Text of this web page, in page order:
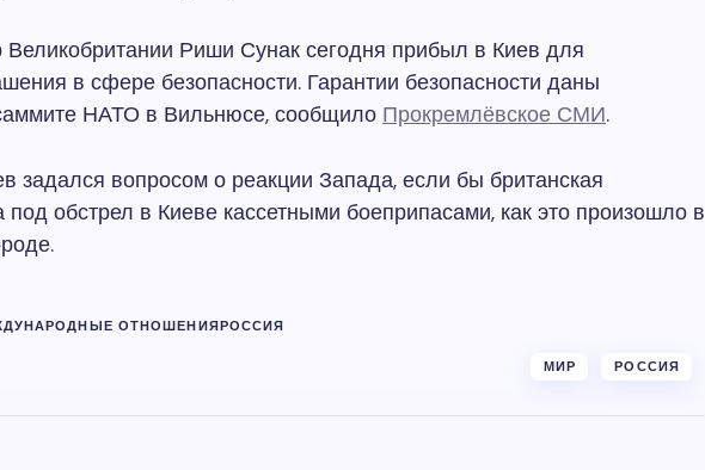
Риши Сунак сегодня прибыл в Киев для
в сфере безопасности. Гарантии безопасности даны
НАТО в Вильнюсе, сообщило Прокремлёвское СМИ.
задался вопросом о реакции Запада, если бы британская
обстрел в Киеве кассетными боеприпасами, как это произошло в
ОТНОШЕНИЯРОССИЯ
МИР РОССИЯ